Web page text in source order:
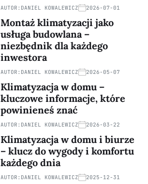
AUTOR: DANIEL KOWALEWICZ 2026-07-01
Montaż klimatyzacji jako
usługa budowlana –
niezbędnik dla każdego
inwestora
AUTOR: DANIEL KOWALEWICZ 2026-05-07
Klimatyzacja w domu –
kluczowe informacje, które
powinieneś znać
AUTOR: DANIEL KOWALEWICZ 2026-03-22
Klimatyzacja w domu i biurze
– klucz do wygody i komfortu
każdego dnia
AUTOR: DANIEL KOWALEWICZ 2025-12-31